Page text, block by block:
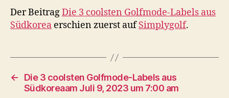
Der BeitragDie 3 coolsten Golfmode-Labels aus
Südkorea erschien zuerst aufSimplygolf.
←
Die 3 coolsten Golfmode-Labels aus
Südkoreaam Juli 9, 2023 um 7:00 am